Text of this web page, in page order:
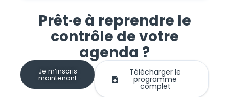
Prêt·e à reprendre le
contrôle de votre
agenda ?
Je m’inscris
maintenant
Télécharger le
programme
complet